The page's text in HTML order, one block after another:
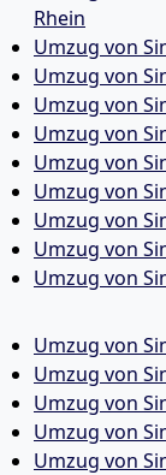
Rhein
Umzug von
Umzug von
Umzug von
Umzug von
Umzug von
Umzug von
Umzug von
Umzug von
Umzug von
Umzug von
Umzug von
Umzug von
Umzug von
Umzug von